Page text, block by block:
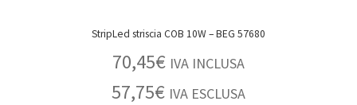
StripLed striscia COB 10W – BEG 57680
70,45€ IVA INCLUSA
57,75€ IVA ESCLUSA